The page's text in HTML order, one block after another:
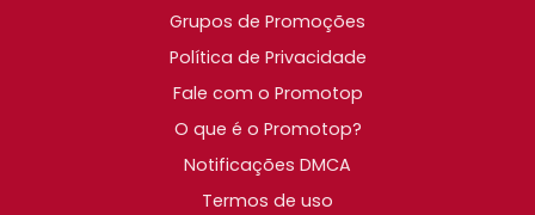
Grupos de Promoções
Política de Privacidade
Fale com o Promotop
O que é o Promotop?
Notificações DMCA
Termos de uso